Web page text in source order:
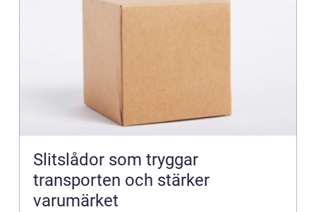
Slitslådor som tryggar
transporten och stärker
varumärket